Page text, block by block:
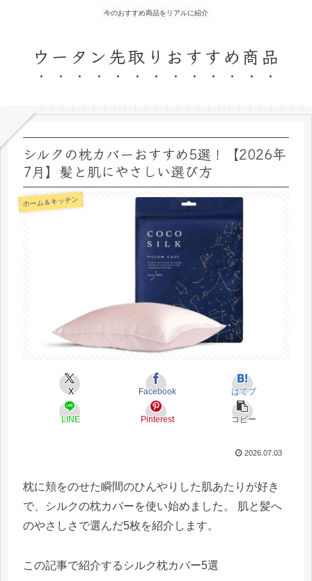
今のおすすめ商品をリアルに紹介
ウータン先取りおすすめ商品
シルクの枕カバーおすすめ5選！【2026年
7月】髪と肌にやさしい選び方
ホーム＆キッチン
X Facebook はてブ
LINE Pinterest コピー
2026.07.03
枕に頬をのせた瞬間のひんやりした肌あたりが好き
で、シルクの枕カバーを使い始めました。 肌と髪へ
のやさしさで選んだ5枚を紹介します。
この記事で紹介するシルク枕カバー5選